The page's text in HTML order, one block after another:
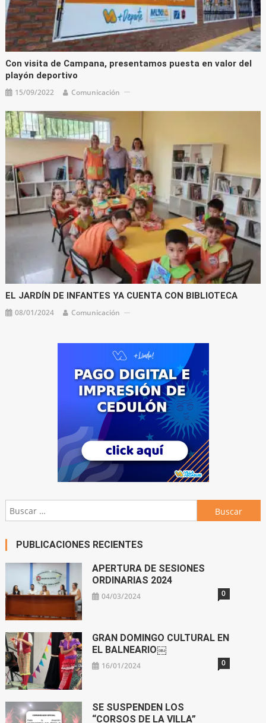
Con visita de Campana, presentamos puesta en valor del
playón deportivo
15/09/2022 Comunicación
EL JARDÍN DE INFANTES YA CUENTA CON BIBLIOTECA
08/01/2024 Comunicación
Buscar:
PUBLICACIONES RECIENTES
APERTURA DE SESIONES
ORDINARIAS 2024
04/03/2024 0
GRAN DOMINGO CULTURAL EN
EL BALNEARIO￼
16/01/2024 0
SE SUSPENDEN LOS
“CORSOS DE LA VILLA”